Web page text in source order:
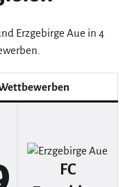
Erzgebirge Aue in 4
FC